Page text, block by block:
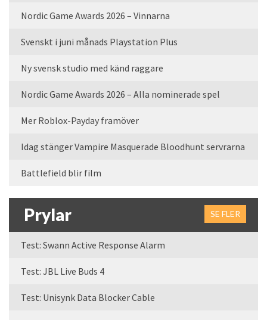
Nordic Game Awards 2026 – Vinnarna
Svenskt i juni månads Playstation Plus
Ny svensk studio med känd raggare
Nordic Game Awards 2026 – Alla nominerade spel
Mer Roblox-Payday framöver
Idag stänger Vampire Masquerade Bloodhunt servrarna
Battlefield blir film
Prylar SE FLER
Test: Swann Active Response Alarm
Test: JBL Live Buds 4
Test: Unisynk Data Blocker Cable